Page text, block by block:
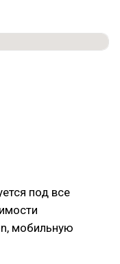
под все
мобильную